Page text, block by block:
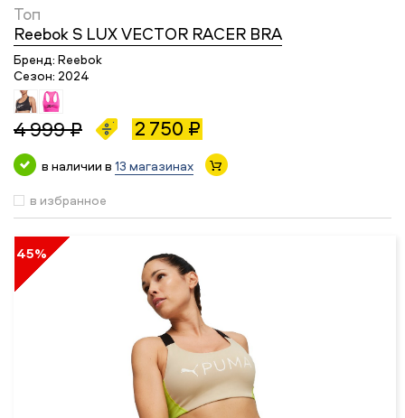
Топ
Reebok S LUX VECTOR RACER BRA
Бренд: Reebok
Сезон: 2024
4 999 ₽ 2 750 ₽
в наличии в 13 магазинах
в избранное
45%